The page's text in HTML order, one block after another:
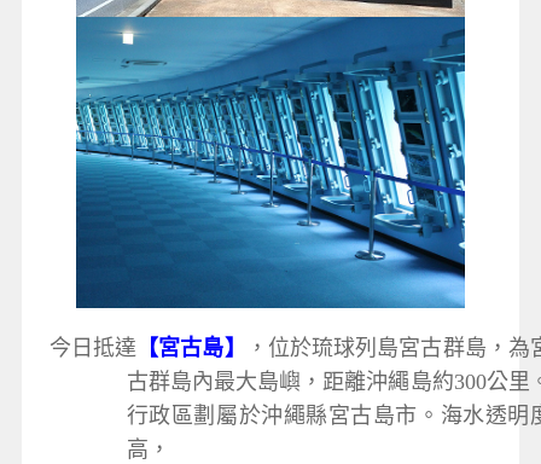
今日抵達 【宮古島】
，位於琉球列島宮古群島，為
古群島內最大島嶼，距離沖繩島約300公里
行政區劃屬於沖繩縣宮古島市。海水透明
高，